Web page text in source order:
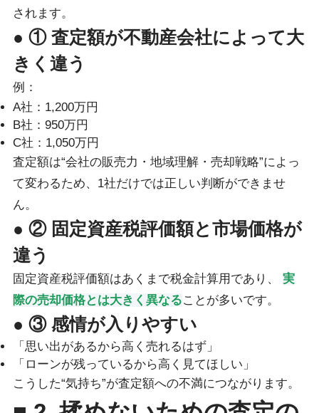
されます。
● ① 査定額が不動産会社によって大
きく違う
例：
A社：1,200万円
B社：950万円
C社：1,050万円
査定額は“会社の販売力・地域理解・売却戦略”によっ
て変わるため、1社だけでは正しい判断ができませ
ん。
● ② 固定資産税評価額と市場価格が
違う
固定資産税評価額はあくまで税金計算用であり、 実
際の売却価格とは大きく異なることが多いです。
● ③ 感情が入りやすい
「思い出があるから高く売れるはず」
「ローンが残っているから高く見てほしい」
こうした“気持ち”が査定額への不満につながります。